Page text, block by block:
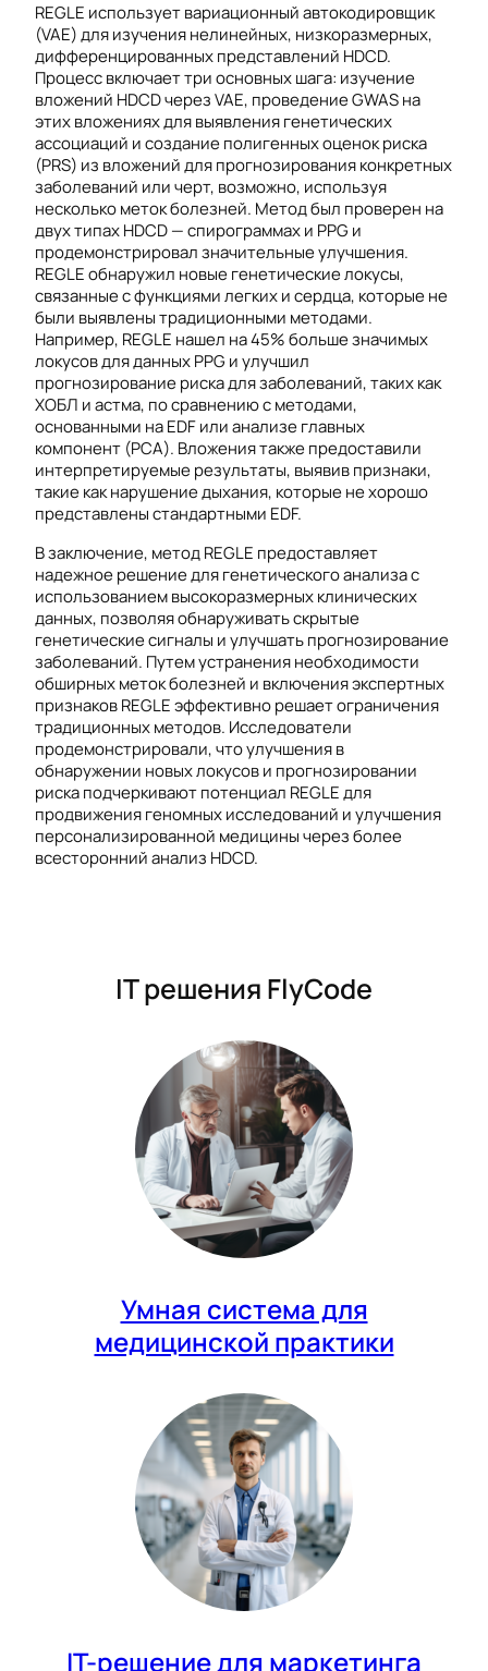
REGLE использует вариационный автокодировщик
(VAE) для изучения нелинейных, низкоразмерных,
дифференцированных представлений HDCD.
Процесс включает три основных шага: изучение
вложений HDCD через VAE, проведение GWAS на
этих вложениях для выявления генетических
ассоциаций и создание полигенных оценок риска
(PRS) из вложений для прогнозирования конкретных
заболеваний или черт, возможно, используя
несколько меток болезней. Метод был проверен на
двух типах HDCD — спирограммах и PPG и
продемонстрировал значительные улучшения.
REGLE обнаружил новые генетические локусы,
связанные с функциями легких и сердца, которые не
были выявлены традиционными методами.
Например, REGLE нашел на 45% больше значимых
локусов для данных PPG и улучшил
прогнозирование риска для заболеваний, таких как
ХОБЛ и астма, по сравнению с методами,
основанными на EDF или анализе главных
компонент (PCA). Вложения также предоставили
интерпретируемые результаты, выявив признаки,
такие как нарушение дыхания, которые не хорошо
представлены стандартными EDF.
В заключение, метод REGLE предоставляет
надежное решение для генетического анализа с
использованием высокоразмерных клинических
данных, позволяя обнаруживать скрытые
генетические сигналы и улучшать прогнозирование
заболеваний. Путем устранения необходимости
обширных меток болезней и включения экспертных
признаков REGLE эффективно решает ограничения
традиционных методов. Исследователи
продемонстрировали, что улучшения в
обнаружении новых локусов и прогнозировании
риска подчеркивают потенциал REGLE для
продвижения геномных исследований и улучшения
персонализированной медицины через более
всесторонний анализ HDCD.
IT решения FlyCode
Умная система для
медицинской практики
IT-решение для маркетинга